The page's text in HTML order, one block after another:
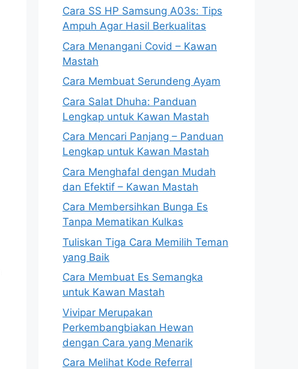
Cara SS HP Samsung A03s: Tips
Ampuh Agar Hasil Berkualitas
Cara Menangani Covid – Kawan
Mastah
Cara Membuat Serundeng Ayam
Cara Salat Dhuha: Panduan
Lengkap untuk Kawan Mastah
Cara Mencari Panjang – Panduan
Lengkap untuk Kawan Mastah
Cara Menghafal dengan Mudah
dan Efektif – Kawan Mastah
Cara Membersihkan Bunga Es
Tanpa Mematikan Kulkas
Tuliskan Tiga Cara Memilih Teman
yang Baik
Cara Membuat Es Semangka
untuk Kawan Mastah
Vivipar Merupakan
Perkembangbiakan Hewan
dengan Cara yang Menarik
Cara Melihat Kode Referral